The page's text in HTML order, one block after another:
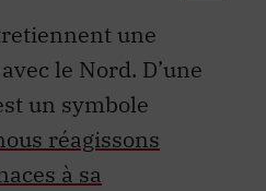
une
le Nord. D’une
un symbole
réagissons
à sa